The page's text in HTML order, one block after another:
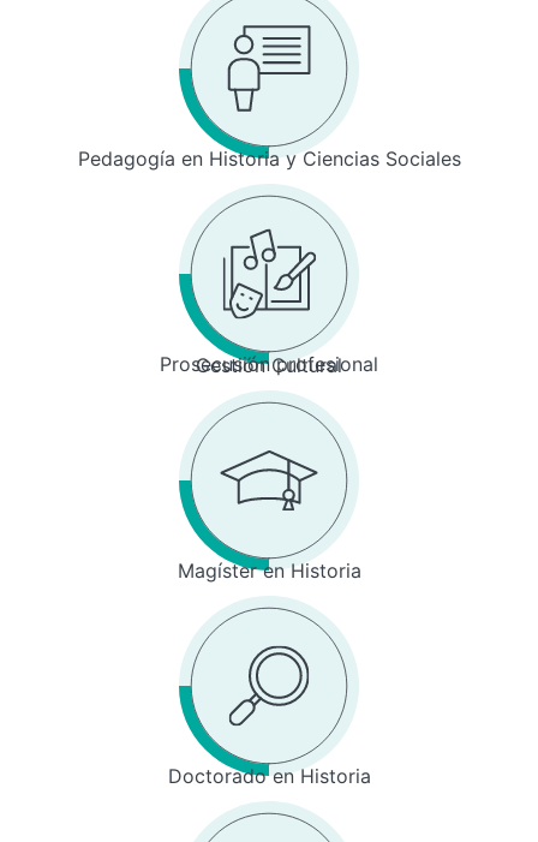
Pedagogía en Historia y Ciencias Sociales
Prosecusión profesional
Gestión Cultural
Magíster en Historia
Doctorado en Historia